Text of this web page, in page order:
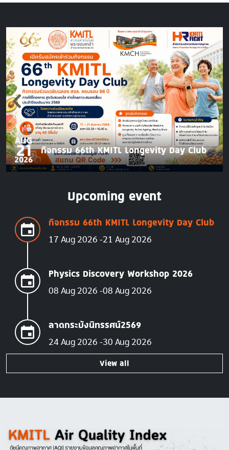
AUG
21
2026
กิจกรรม 66th KMITL Longevity Day Club
Upcoming event
กิจกรรม 66th KMITL Longevity Day Club
17 Aug 2026 21 Aug 2026
Physics Discovery Workshop 2026
08 Aug 2026 08 Aug 2026
ลาดกระบังนิทรรศน์2569
24 Aug 2026 30 Aug 2026
View all
Image